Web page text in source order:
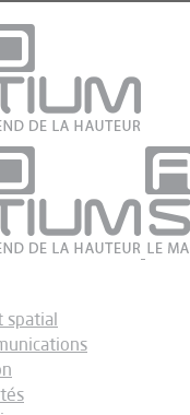
spatial